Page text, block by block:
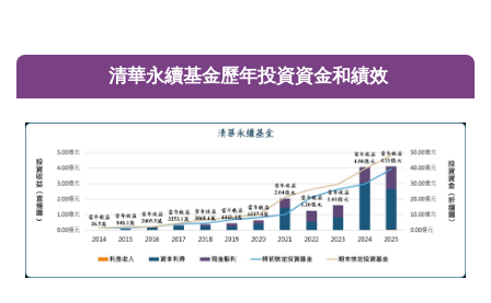
清華永續基金歷年投資資金和績效